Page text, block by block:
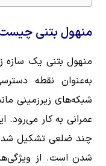
منهول بتنی
منهول بتنی یک
به‌عنوان نقطه
شبکه‌های زیرزمینی
عمرانی به کار می‌رود.
چند ضلعی تشکیل
شدن است. از